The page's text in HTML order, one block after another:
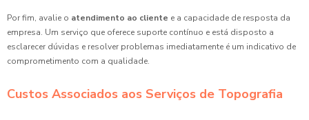
Por fim, avalie o atendimento ao cliente e a capacidade de resposta da
empresa. Um serviço que oferece suporte contínuo e está disposto a
esclarecer dúvidas e resolver problemas imediatamente é um indicativo de
comprometimento com a qualidade.
Custos Associados aos Serviços de Topografia